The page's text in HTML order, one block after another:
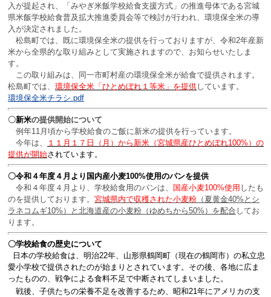
入が提起され、「みやぎ米飯学校給食支援方式」の推進母体である宮城
県米飯学校給食普及拡大推進委員会等で検討が行われ、環境保全米の導
入が決定されました。
松島町では、既に環境保全米の提供を行っておりますが、令和2年産新
米から全県的な取り組みとして実施されますので、お知らせいたしま
す。
この取り組みは、同一市町村産の環境保全米が給食で提供されます。
松島町では、 環境保全米「ひとめぼれ１等米」を提供しています。
環境保全米チラシ.pdf
〇新米の提供開始について
例年11月頃から学校給食のご飯に新米の提供を行っています。
今年は、
１１月１７日（月）から新米 （宮城県産ひとめぼれ100% ） の
提供が開始されています。
〇令和４年度４月より国内産小麦100%使用のパンを提供
令和４年度４月より、学校給食用のパンは、
国産小麦100%使用 したも
のを提供しております。 宮城県内で収穫された小麦粉 （夏黄金40%とシ
ラネコムギ10%）と北海道産の小麦粉（ゆめちから50%）を配合 してお
ります。
〇学校給食の歴史について
日本の学校給食は、明治22年、山形県鶴岡町（現在の鶴岡市）の私立忠
愛小学校で提供されたのが始まりとされています。その後、各地に広ま
ったものの、戦争による食料不足で中断されてしまいました。
戦後、子供たちの栄養不足を改善するため、昭和21年にアメリカの支